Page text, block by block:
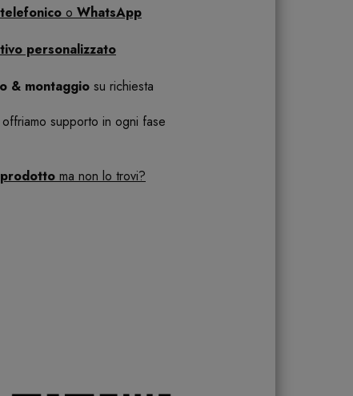
o WhatsApp
personalizzato
& montaggio su richiesta
supporto in ogni fase
ma non lo trovi?